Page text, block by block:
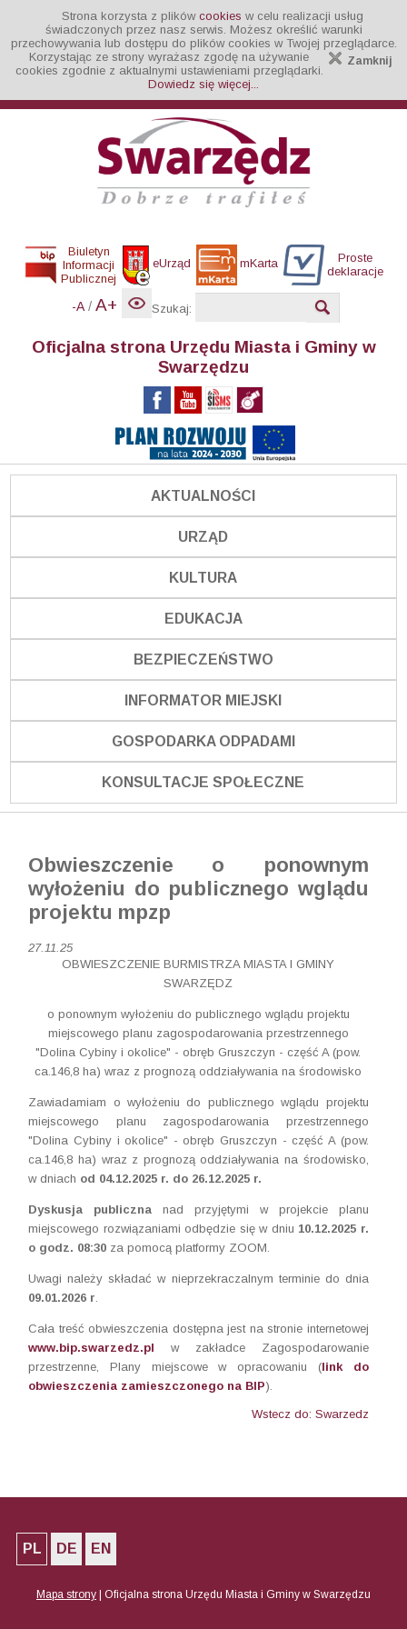
Strona korzysta z plików cookies w celu realizacji usług
świadczonych przez nasz serwis. Możesz określić warunki
przechowywania lub dostępu do plików cookies w Twojej przeglądarce.
Zamknij
Korzystając ze strony wyrażasz zgodę na używanie
cookies zgodnie z aktualnymi ustawieniami przeglądarki.
Dowiedz się więcej...
Biuletyn
Informacji
Publicznej
eUrząd mKarta
Proste
deklaracje
-A / A+ Szukaj:
Oficjalna strona Urzędu Miasta i Gminy w
Swarzędzu
AKTUALNOŚCI
URZĄD
KULTURA
EDUKACJA
BEZPIECZEŃSTWO
INFORMATOR MIEJSKI
GOSPODARKA ODPADAMI
KONSULTACJE SPOŁECZNE
Obwieszczenie o ponownym
wyłożeniu do publicznego wglądu
projektu mpzp
27.11.25
OBWIESZCZENIE BURMISTRZA MIASTA I GMINY
SWARZĘDZ
o ponownym wyłożeniu do publicznego wglądu projektu
miejscowego planu zagospodarowania przestrzennego
"Dolina Cybiny i okolice" - obręb Gruszczyn - część A (pow.
ca.146,8 ha) wraz z prognozą oddziaływania na środowisko
Zawiadamiam o wyłożeniu do publicznego wglądu projektu
miejscowego planu zagospodarowania przestrzennego
"Dolina Cybiny i okolice" - obręb Gruszczyn - część A (pow.
ca.146,8 ha) wraz z prognozą oddziaływania na środowisko,
w dniach od 04.12.2025 r. do 26.12.2025 r.
Dyskusja publiczna nad przyjętymi w projekcie planu
miejscowego rozwiązaniami odbędzie się w dniu 10.12.2025 r.
o godz. 08:30 za pomocą platformy ZOOM.
Uwagi należy składać w nieprzekraczalnym terminie do dnia
09.01.2026 r.
Cała treść obwieszczenia dostępna jest na stronie internetowej
www.bip.swarzedz.pl
w zakładce Zagospodarowanie
przestrzenne, Plany miejscowe w opracowaniu (link do
obwieszczenia zamieszczonego na BIP).
Wstecz do: Swarzedz
PL DE EN
Mapa strony | Oficjalna strona Urzędu Miasta i Gminy w Swarzędzu